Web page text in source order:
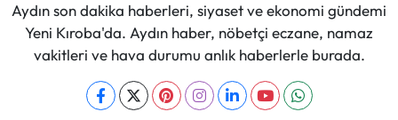
Aydın son dakika haberleri, siyaset ve ekonomi gündemi
Yeni Kıroba'da. Aydın haber, nöbetçi eczane, namaz
vakitleri ve hava durumu anlık haberlerle burada.